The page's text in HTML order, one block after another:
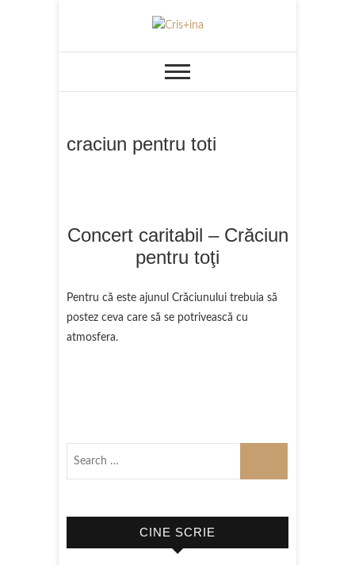
Cris+ina
craciun pentru toti
Concert caritabil – Crăciun
pentru toţi
Pentru că este ajunul Crăciunului trebuia să
postez ceva care să se potrivească cu
atmosfera.
CINE SCRIE